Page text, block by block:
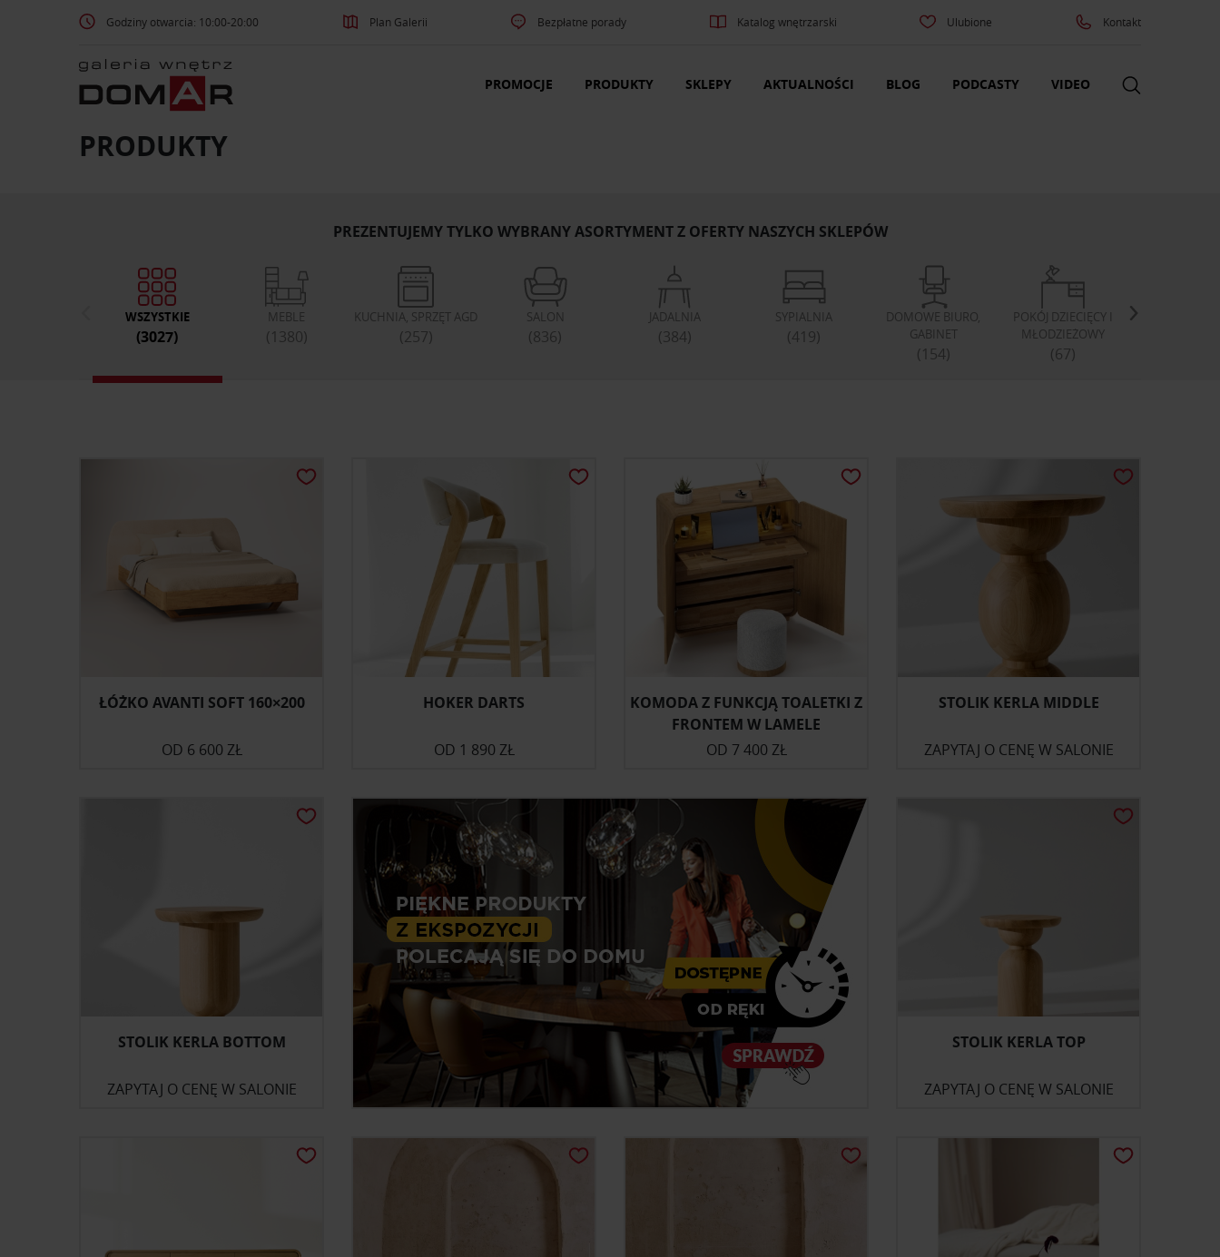
Godziny otwarcia: 10:00-20:00 Plan Galerii Bezpłatne porady Katalog wnętrzarski Ulubione Kontakt
PROMOCJE PRODUKTY SKLEPY AKTUALNOŚCI BLOG PODCASTY VIDEO
PRODUKTY
PREZENTUJEMY TYLKO WYBRANY ASORTYMENT Z OFERTY NASZYCH SKLEPÓW
WSZYSTKIE
(3027)
MEBLE
(1380)
KUCHNIA, SPRZĘT AGD
(257)
SALON
(836)
JADALNIA
(384)
SYPIALNIA
(419)
DOMOWE BIURO,
GABINET
(154)
POKÓJ DZIECIĘCY I
MŁODZIEŻOWY
(67)
ŁÓŻKO AVANTI SOFT 160×200
OD 6 600 ZŁ
HOKER DARTS
OD 1 890 ZŁ
KOMODA Z FUNKCJĄ TOALETKI Z
FRONTEM W LAMELE
OD 7 400 ZŁ
STOLIK KERLA MIDDLE
ZAPYTAJ O CENĘ W SALONIE
STOLIK KERLA BOTTOM
ZAPYTAJ O CENĘ W SALONIE
STOLIK KERLA TOP
ZAPYTAJ O CENĘ W SALONIE